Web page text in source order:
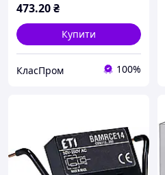
473.20₴
Купити
КласПром 100%